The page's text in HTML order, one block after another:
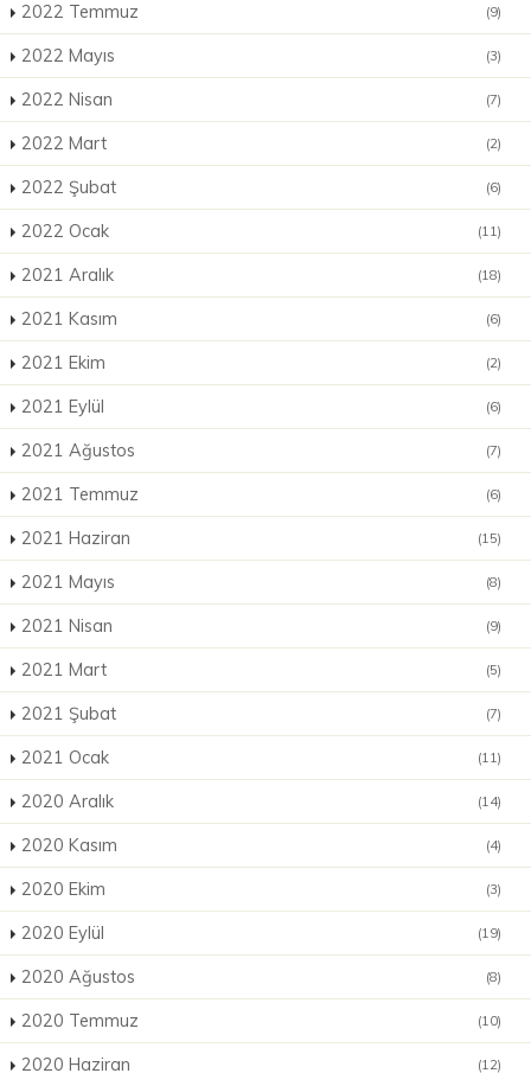
2022 Temmuz (9)
2022 Mayıs (3)
2022 Nisan (7)
2022 Mart (2)
2022 Şubat (6)
2022 Ocak (11)
2021 Aralık (18)
2021 Kasım (6)
2021 Ekim (2)
2021 Eylül (6)
2021 Ağustos (7)
2021 Temmuz (6)
2021 Haziran (15)
2021 Mayıs (8)
2021 Nisan (9)
2021 Mart (5)
2021 Şubat (7)
2021 Ocak (11)
2020 Aralık (14)
2020 Kasım (4)
2020 Ekim (3)
2020 Eylül (19)
2020 Ağustos (8)
2020 Temmuz (10)
2020 Haziran (12)